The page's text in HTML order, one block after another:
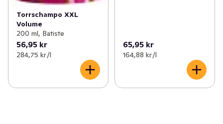
Torrschampo XXL
Volume
200 ml, Batiste
56,95 kr
284,75 kr /l
65,95 kr
164,88 kr /l